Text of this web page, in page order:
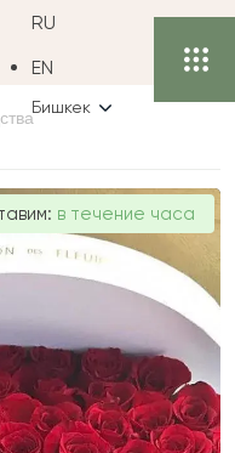
RU
EN
Бишкек
в течение часа